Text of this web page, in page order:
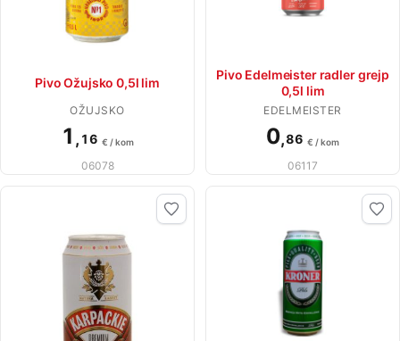
Pivo Ožujsko 0,5l lim
OŽUJSKO
1 , 16 € / kom
06078
Pivo Edelmeister radler grejp
0,5l lim
EDELMEISTER
0,86 € / kom
06117